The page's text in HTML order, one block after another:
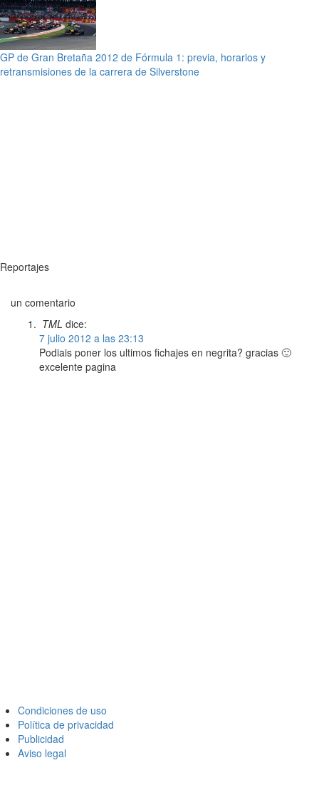
GP de Gran Bretaña 2012 de Fórmula 1: previa, horarios y
retransmisiones de la carrera de Silverstone
Reportajes
un comentario
TML dice:
7 julio 2012 a las 23:13
Podiais poner los ultimos fichajes en negrita? gracias 🙂
excelente pagina
Condiciones de uso
Política de privacidad
Publicidad
Aviso legal